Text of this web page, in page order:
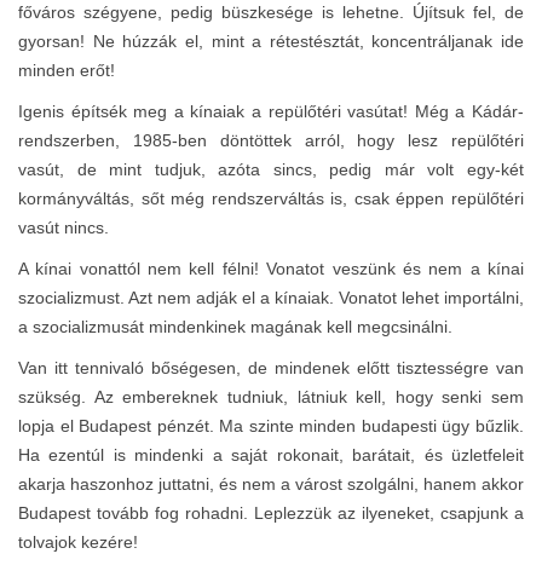
főváros szégyene, pedig büszkesége is lehetne. Újítsuk fel, de
gyorsan! Ne húzzák el, mint a rétestésztát, koncentráljanak ide
minden erőt!
Igenis építsék meg a kínaiak a repülőtéri vasútat! Még a Kádár-
rendszerben, 1985-ben döntöttek arról, hogy lesz repülőtéri
vasút, de mint tudjuk, azóta sincs, pedig már volt egy-két
kormányváltás, sőt még rendszerváltás is, csak éppen repülőtéri
vasút nincs.
A kínai vonattól nem kell félni! Vonatot veszünk és nem a kínai
szocializmust. Azt nem adják el a kínaiak. Vonatot lehet importálni,
a szocializmusát mindenkinek magának kell megcsinálni.
Van itt tennivaló bőségesen, de mindenek előtt tisztességre van
szükség. Az embereknek tudniuk, látniuk kell, hogy senki sem
lopja el Budapest pénzét. Ma szinte minden budapesti ügy bűzlik.
Ha ezentúl is mindenki a saját rokonait, barátait, és üzletfeleit
akarja haszonhoz juttatni, és nem a várost szolgálni, hanem akkor
Budapest tovább fog rohadni. Leplezzük az ilyeneket, csapjunk a
tolvajok kezére!